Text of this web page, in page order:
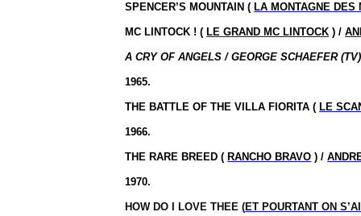
SPENCER’S MOUNTAIN ( LA MONTAGNE DES
MC LINTOCK ! ( LE GRAND MC LINTOCK ) /
A CRY OF ANGELS / GEORGE SCHAEFER (TV)
1965.
THE BATTLE OF THE VILLA FIORITA ( LE
1966.
THE RARE BREED ( RANCHO BRAVO ) /
1970.
HOW DO I LOVE THEE (ET POURTANT ON